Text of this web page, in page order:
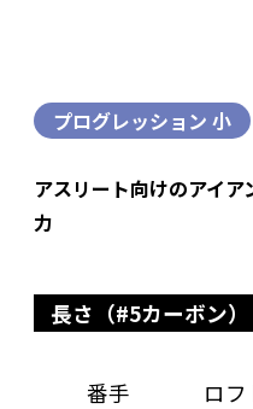
プログレッション 小
アスリート向けのアイ
力
長さ（#5カーボン）
番手
ロフ